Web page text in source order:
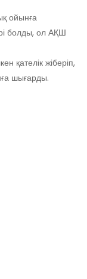
ойынға
болды, ол АҚШ
қателік жіберіп,
шығарды.